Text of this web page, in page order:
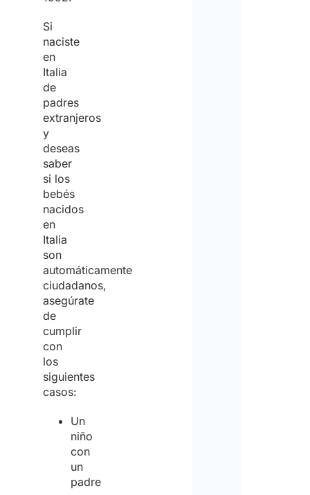
Si
naciste
en
Italia
de
padres
extranjeros
y
deseas
saber
si los
bebés
nacidos
en
Italia
son
automáticamente
ciudadanos,
asegúrate
de
cumplir
con
los
siguientes
casos:
Un
niño
con
un
padre